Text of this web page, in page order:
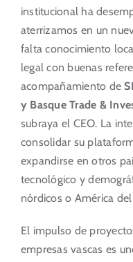
institucional ha
aterrizamos en un
falta conocimiento
legal con buenas
acompañamiento de
y Basque Trade &
subraya el CEO. La
consolidar su
expandirse en otros
tecnológico y
nórdicos o América
El impulso de
empresas vascas es